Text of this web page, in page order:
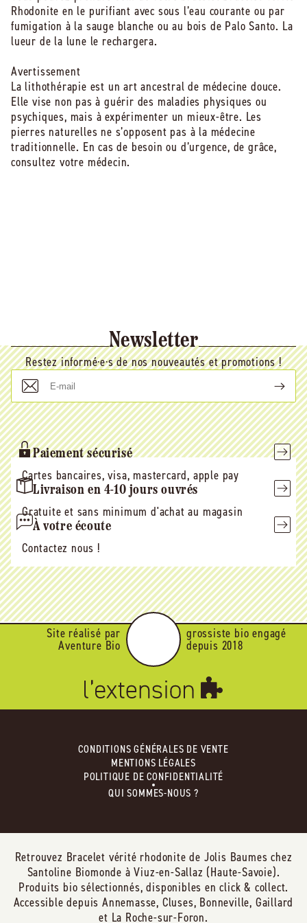
Montage : sur élastique
Aucune présence de métal afin de ne pas interférer
avec les propriétés lithothérapeutiques des pierres.
charte qualité de Jolis Baumes pour leur durabilité et
leur beauté.
Rhodonite en le purifiant avec sous l’eau courante ou par
fumigation à la sauge blanche ou au bois de Palo Santo. La
lueur de la lune le rechargera.
Avertissement
La lithothérapie est un art ancestral de médecine douce.
Elle vise non pas à guérir des maladies physiques ou
psychiques, mais à expérimenter un mieux-être. Les
pierres naturelles ne s’opposent pas à la médecine
traditionnelle. En cas de besoin ou d’urgence, de grâce,
consultez votre médecin.
Newsletter
Restez informé·e·s de nos nouveautés et promotions !
E-
mail
Paiement sécurisé
Cartes bancaires, visa, mastercard, apple pay
Livraison en 4-10 jours ouvrés
Gratuite et sans minimum d'achat au magasin
À votre écoute
Contactez nous !
Site réalisé par
Aventure Bio
grossiste bio engagé
depuis 2018
CONDITIONS GÉNÉRALES DE VENTE
MENTIONS LÉGALES
POLITIQUE DE CONFIDENTIALITÉ
QUI SOMMES-NOUS ?
Retrouvez Bracelet vérité rhodonite de Jolis Baumes chez
Santoline Biomonde à Viuz-en-Sallaz (Haute-Savoie).
Produits bio sélectionnés, disponibles en click & collect.
Accessible depuis Annemasse, Cluses, Bonneville, Gaillard
et La Roche-sur-Foron.